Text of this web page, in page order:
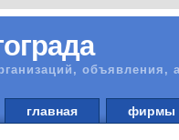
объявления,
главная